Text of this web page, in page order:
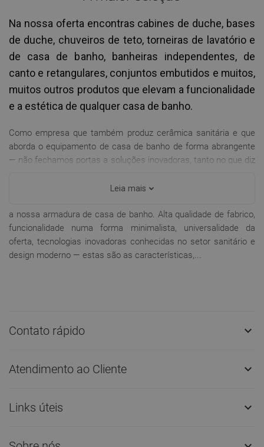
Na nossa oferta encontras cabines de duche, bases
de duche, chuveiros de teto, torneiras de lavatório e
de casa de banho, banheiras independentes, de
canto e retangulares, conjuntos embutidos e muitos,
muitos outros produtos que elevam a funcionalidade
e a estética de qualquer casa de banho.
Como empresa que também produz cerâmica sanitária e que
aborda o equipamento de casa de banho de forma abrangente
— não fechamos portas a soluções inovadoras, tanto no que diz
sortido. Na nossa oferta temos igualmente muitos produtos de
a nossa armadura de casa de banho. Alta qualidade de fabrico,
funcionalidade numa forma minimalista, universalidade da
oferta, tecnologias inovadoras conhecidas no setor sanitário e
design moderno — estas são as características,...
Leia mais
Contato rápido 
Atendimento ao Cliente 
Links úteis 